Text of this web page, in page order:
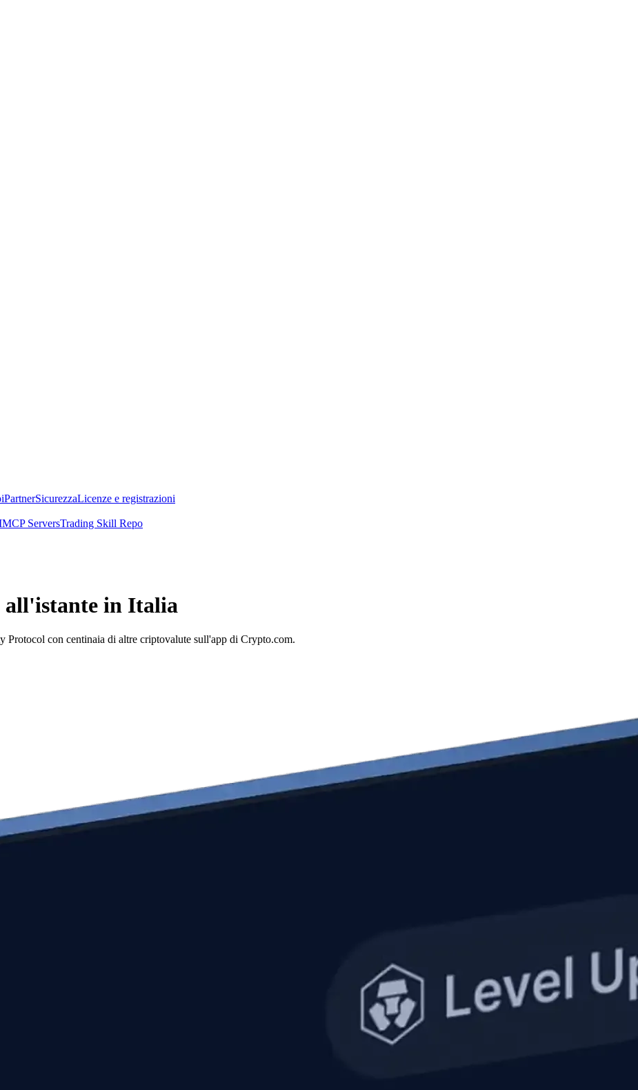
PartnerSicurezzaLicenze e registrazioni
MCP ServersTrading Skill Repo
all'istante in Italia
Protocol con centinaia di altre criptovalute sull'app di Crypto.com.